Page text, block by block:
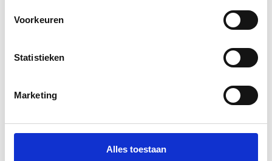
Voorkeuren
Statistieken
Marketing
Alles toestaan